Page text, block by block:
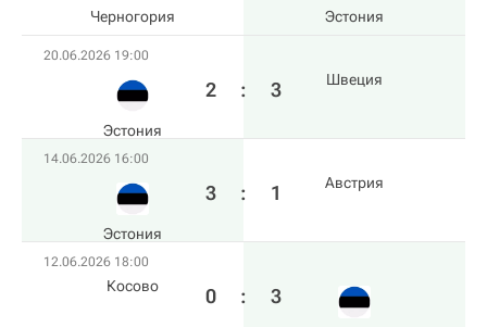
Черногория Эстония
20.06.2026 19:00
Эстония
2 : 3 Швеция
14.06.2026 16:00
Эстония
3 : 1 Австрия
12.06.2026 18:00
Косово 0 : 3